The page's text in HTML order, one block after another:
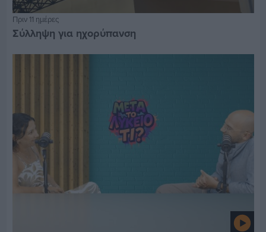
Πριν 11 ημέρες
Σύλληψη για ηχορύπανση